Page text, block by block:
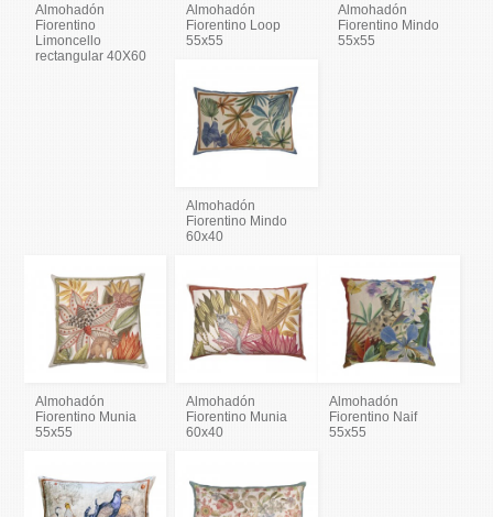
Almohadón
Fiorentino
Limoncello
rectangular 40X60
Almohadón
Fiorentino Loop
55x55
Almohadón
Fiorentino Mindo
55x55
Almohadón
Fiorentino Mindo
60x40
Almohadón
Fiorentino Munia
55x55
Almohadón
Fiorentino Munia
60x40
Almohadón
Fiorentino Naif
55x55